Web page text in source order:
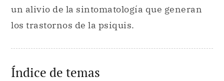
un alivio de la sintomatología que generan
los trastornos de la psiquis.
Índice de temas